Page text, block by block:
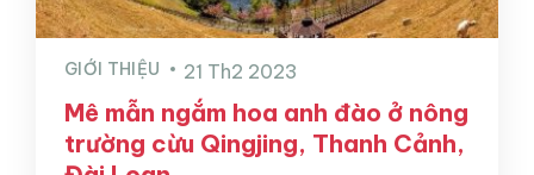
GIỚI THIỆU 21 Th2 2023
Mê mẫn ngắm hoa anh đào ở nông
trường cừu Qingjing, Thanh Cảnh,